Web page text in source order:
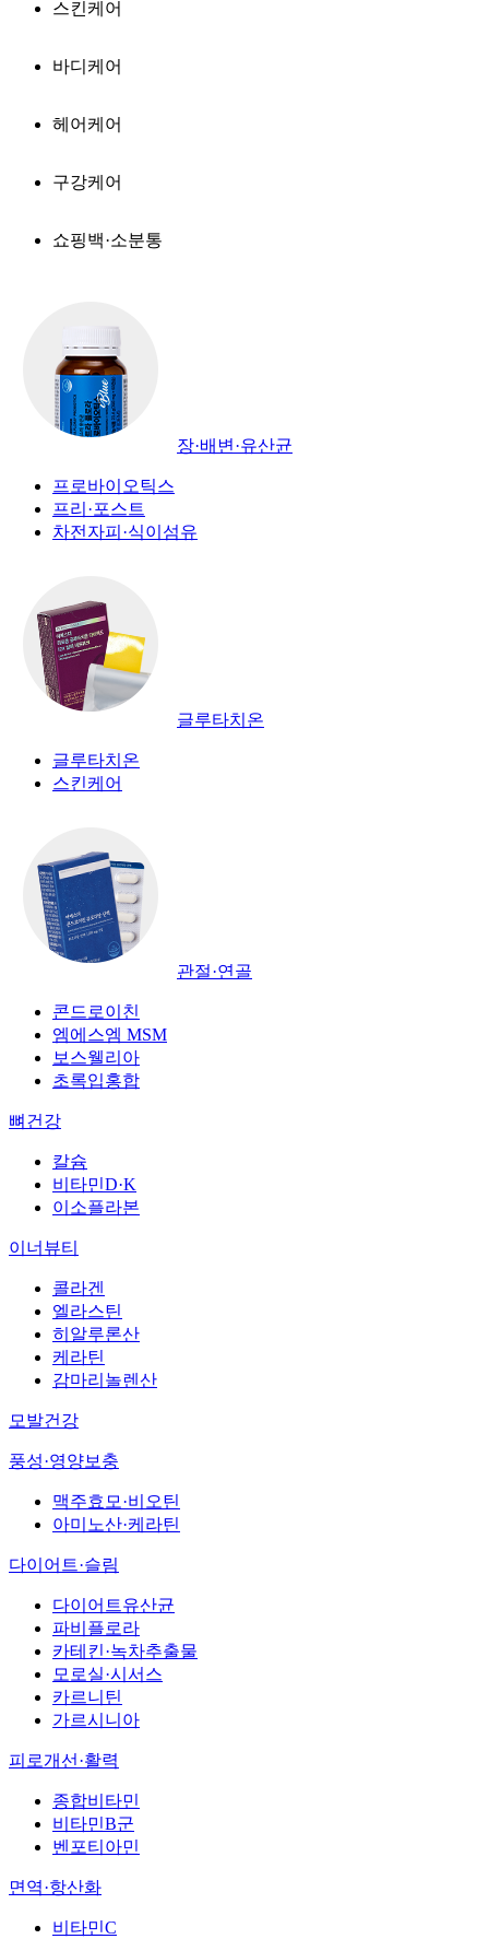
스킨케어
바디케어
헤어케어
구강케어
쇼핑백·소분통
장·배변·유산균
프로바이오틱스
프리·포스트
차전자피·식이섬유
글루타치온
글루타치온
스킨케어
관절·연골
콘드로이친
엠에스엠 MSM
보스웰리아
초록입홍합
뼈건강
칼슘
비타민D·K
이소플라본
이너뷰티
콜라겐
엘라스틴
히알루론산
케라틴
감마리놀렌산
모발건강
풍성·영양보충
맥주효모·비오틴
아미노산·케라틴
다이어트·슬림
다이어트유산균
파비플로라
카테킨·녹차추출물
모로실·시서스
카르니틴
가르시니아
피로개선·활력
종합비타민
비타민B군
벤포티아민
면역·항산화
비타민C